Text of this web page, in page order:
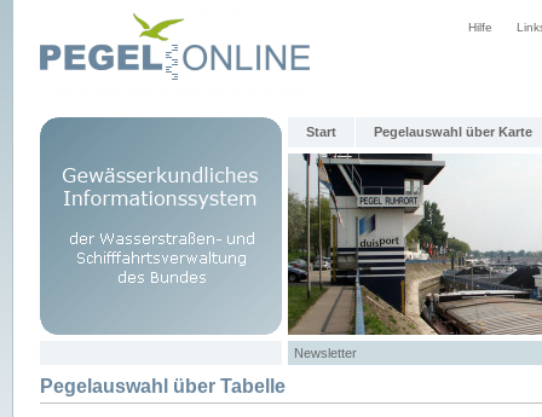
Hilfe
Start Pegelauswahl über Karte
Newsletter
Pegelauswahl über Tabelle